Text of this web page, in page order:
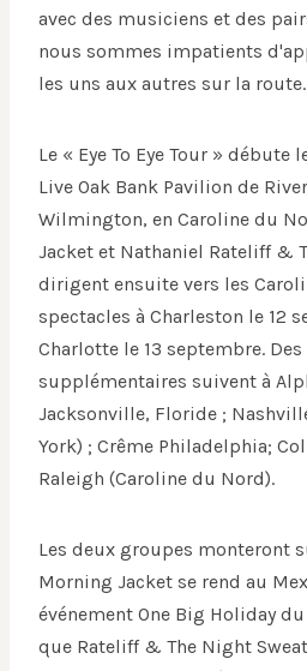
avec des musiciens et des
nous sommes impatients
les uns aux autres sur la
Le « Eye To Eye Tour » débute
Live Oak Bank Pavilion de
Wilmington, en Caroline du
Jacket et Nathaniel Rateliff &
dirigent ensuite vers les
spectacles à Charleston le 12
Charlotte le 13 septembre. Des
supplémentaires suivent à
Jacksonville, Floride ;
York) ; Crême Philadelphia;
Raleigh (Caroline du Nord).
Les deux groupes monteront
Morning Jacket se rend au
événement One Big Holiday
que Rateliff & The Night